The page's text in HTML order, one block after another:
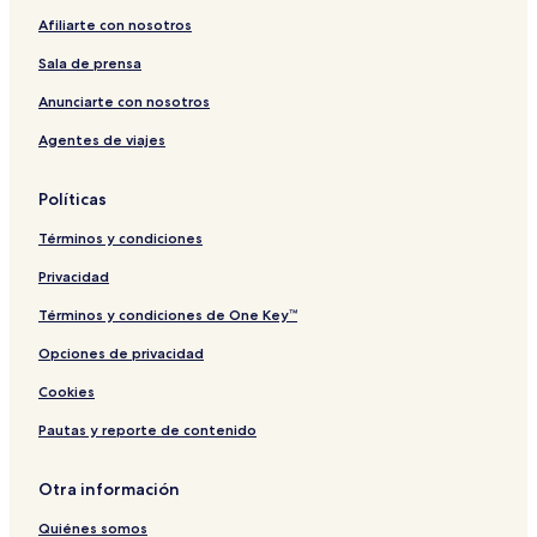
Afiliarte con nosotros
Sala de prensa
Anunciarte con nosotros
Agentes de viajes
Políticas
Términos y condiciones
Privacidad
Términos y condiciones de One Key™
Opciones de privacidad
Cookies
Pautas y reporte de contenido
Otra información
Quiénes somos